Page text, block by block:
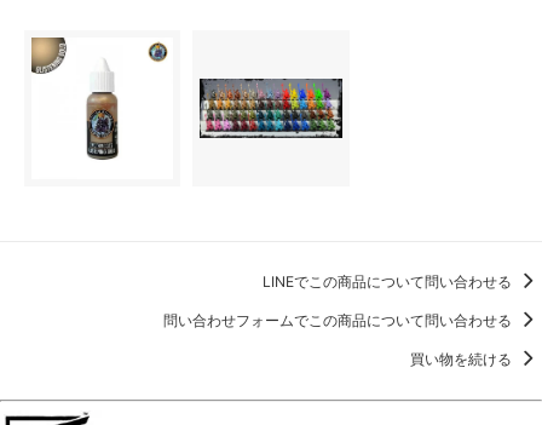
LINEでこの商品について問い合わせる
問い合わせフォームでこの商品について問い合わせる
買い物を続ける